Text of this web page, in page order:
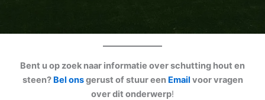
Bent u op zoek naar informatie over schutting hout en
steen? Bel onsgerust of stuur een Email voor vragen
over dit onderwerp!